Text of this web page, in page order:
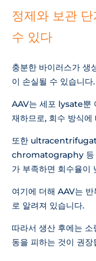
정제와 보관
수 있다
충분한 바이러스가 생
이 손실될 수 있습니다.
AAV는 세포 lysate뿐
재하므로, 회수 방식
또한
chromatography 등
가 부족하면 회수율이
여기에 더해 AAV는
로 알려져 있습니다.
따라서 생산 후에는
동을 피하는 것이 권장